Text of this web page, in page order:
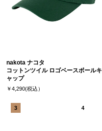
nakota ナコタ
コットンツイル ロゴベースボールキ
ャップ
￥4,290(税込）